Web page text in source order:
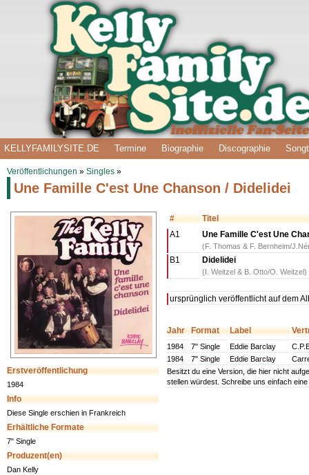
KELLYFAMILYSITE.DE Termine Biographie Discographie
Veröffentlichungen » Singles »
Une Famille C'est Une Chanson / Didelidei
Erstveröffentlichung
1984
Info
Diese Single erschien in Frankreich
Erhältliche Formate
7" Single
Produzent(en)
Dan Kelly
#
Titel
A1
Une Famille C'est Une
(F. Thomas & F. Bernheim/
B1 Didelidei
(I. Weitzel & B. Otto/O. Weitzel)
ursprünglich veröffentlicht auf dem
Jahr Format Label
1984 7" Single Eddie Barclay
1984
7" Single Eddie Barclay
Besitzt du eine Version, die hier nicht
stellen würdest. Schreibe uns einfach eine